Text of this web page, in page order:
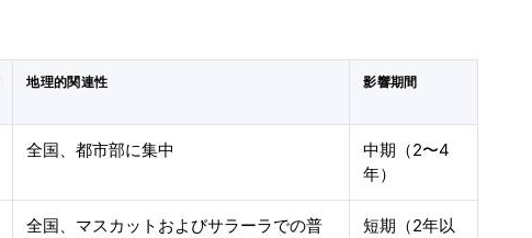
地理的関連性 影響期間
全国、都市部に集中
中期（2〜4
年）
全国、マスカットおよびサラーラでの普
短期（2年以